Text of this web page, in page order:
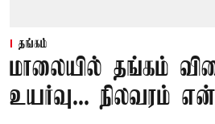
தங்கம்
மாலையில் தங்கம்
உயர்வு... நிலவரம்